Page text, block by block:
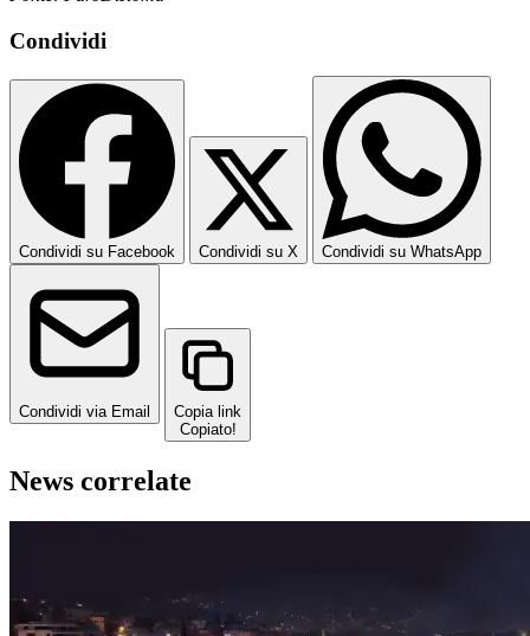
Condividi
Condividi su Facebook Condividi su X Condividi su WhatsApp
Condividi via Email
Copia link
Copiato!
News correlate